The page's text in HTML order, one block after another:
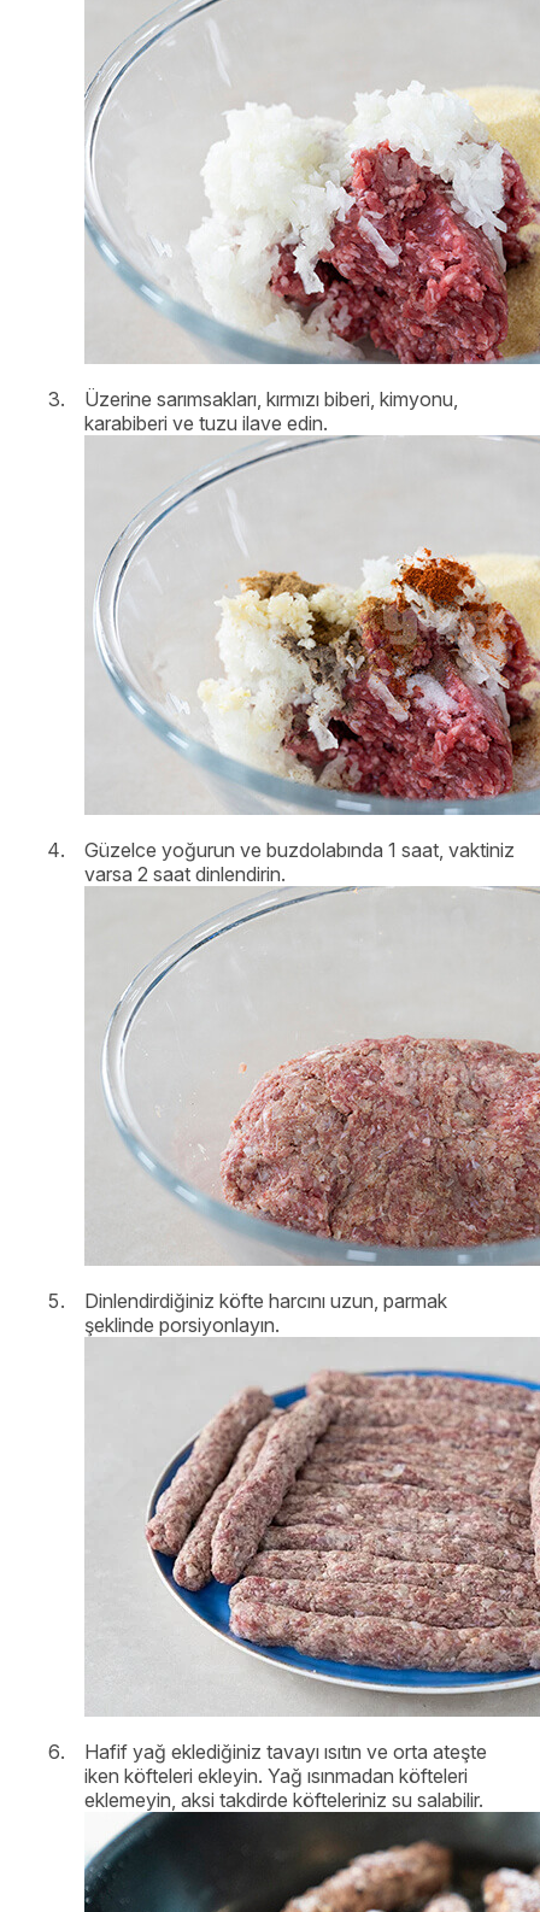
Üzerine sarımsakları, kırmızı biberi, kimyonu,
karabiberi ve tuzu ilave edin.
Güzelce yoğurun ve buzdolabında 1 saat, vaktiniz
varsa 2 saat dinlendirin.
Dinlendirdiğiniz köfte harcını uzun, parmak
şeklinde porsiyonlayın.
Hafif yağ eklediğiniz tavayı ısıtın ve orta ateşte
iken köfteleri ekleyin. Yağ ısınmadan köfteleri
eklemeyin, aksi takdirde köfteleriniz su salabilir.